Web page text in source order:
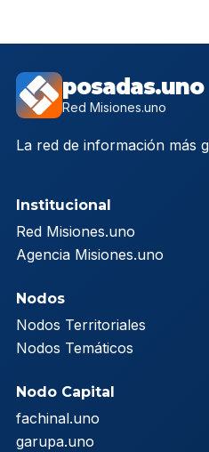
posadas.uno
Red Misiones.uno
La red de información más
Institucional
Red Misiones.uno
Agencia Misiones.uno
Nodos
Nodos Territoriales
Nodos Temáticos
Nodo Capital
fachinal.uno
garupa.uno